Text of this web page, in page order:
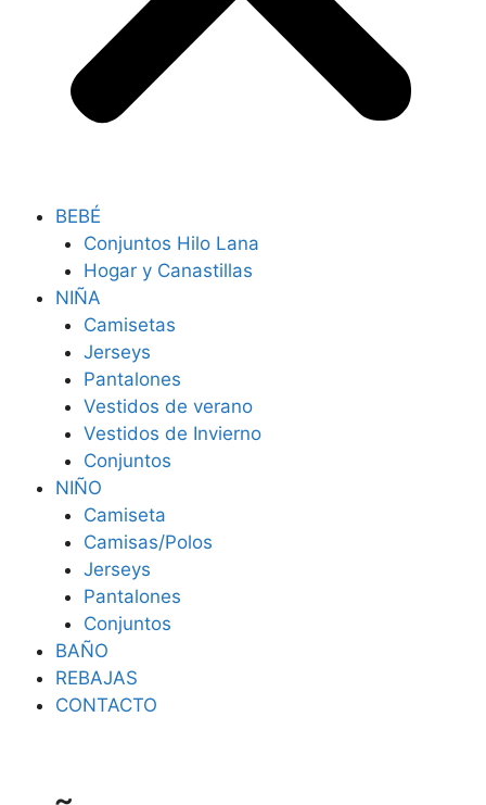
BEBÉ
Conjuntos Hilo Lana
Hogar y Canastillas
NIÑA
Camisetas
Jerseys
Pantalones
Vestidos de verano
Vestidos de Invierno
Conjuntos
NIÑO
Camiseta
Camisas/Polos
Jerseys
Pantalones
Conjuntos
BAÑO
REBAJAS
CONTACTO